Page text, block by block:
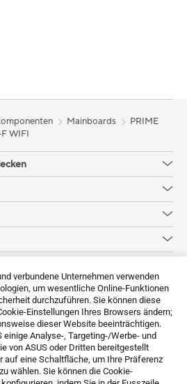
verbundene Unternehmen verwenden
um wesentliche Online-Funktionen
durchzuführen. Sie können diese
Einstellungen Ihres Browsers ändern;
dieser Website beeinträchtigen.
einige Analyse-, Targeting-/Werbe- und
von ASUS oder Dritten bereitgestellt
auf eine Schaltfläche, um Ihre Präferenz
wählen. Sie können die Cookie-
Mainboards
PRIME
WIFI
Angebote und mehr
Sign up